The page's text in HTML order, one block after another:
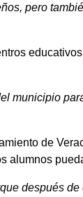
pero
municipio
de
alumnos
después